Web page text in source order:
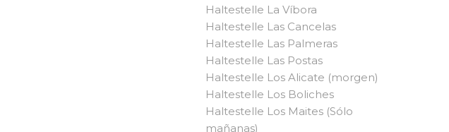
Haltestelle La Víbora
Haltestelle Las Cancelas
Haltestelle Las Palmeras
Haltestelle Las Postas
Haltestelle Los Alicate (morgen)
Haltestelle Los Boliches
Haltestelle Los Maites (Sólo
mañanas)